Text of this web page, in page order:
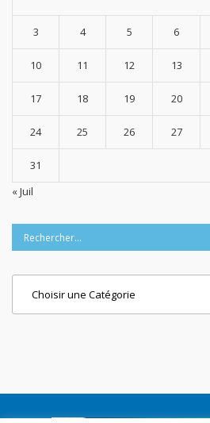
3 4 5 6
10 11 12 13
17 18 19 20
24 25 26 27
31
« Juil